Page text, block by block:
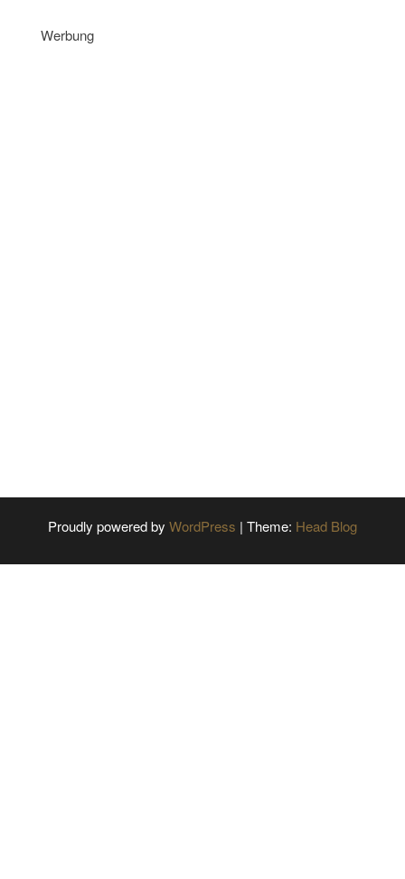
Werbung
Proudly powered by WordPress | Theme: Head Blog